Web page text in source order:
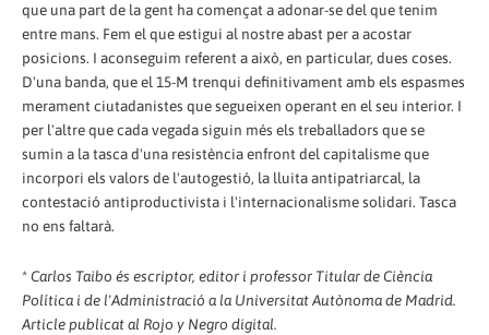
que una part de la gent ha començat a adonar-se del que tenim
entre mans. Fem el que estigui al nostre abast per a acostar
posicions. I aconseguim referent a això, en particular, dues coses.
D'una banda, que el 15-M trenqui definitivament amb els espasmes
merament ciutadanistes que segueixen operant en el seu interior. I
per l'altre que cada vegada siguin més els treballadors que se
sumin a la tasca d'una resistència enfront del capitalisme que
incorpori els valors de l'autogestió, la lluita antipatriarcal, la
contestació antiproductivista i l'internacionalisme solidari. Tasca
no ens faltarà.
*Carlos Taibo és escriptor, editor i professor Titular de Ciència
Política i de l'Administració a la Universitat Autònoma de Madrid.
Article publicat al Rojo y Negro digital.